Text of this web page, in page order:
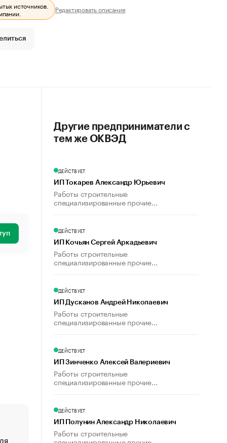
источников.
Редактировать описание
«От спорта тело стареет иначе». Как живет глава
Другие предприниматели с
тем же ОКВЭД
ДЕЙСТВУЕТ
ИП Токарев Александр Юрьевич
Работы строительные
специализированные прочие...
ДЕЙСТВУЕТ
ИП Кочьян Сергей Аркадьевич
Работы строительные
специализированные прочие...
ДЕЙСТВУЕТ
ИП Дусканов Андрей Николаевич
Работы строительные
специализированные прочие...
ДЕЙСТВУЕТ
ИП Зинченко Алексей Валериевич
Работы строительные
специализированные прочие...
ДЕЙСТВУЕТ
ИП Полунин Александр Николаевич
Работы строительные